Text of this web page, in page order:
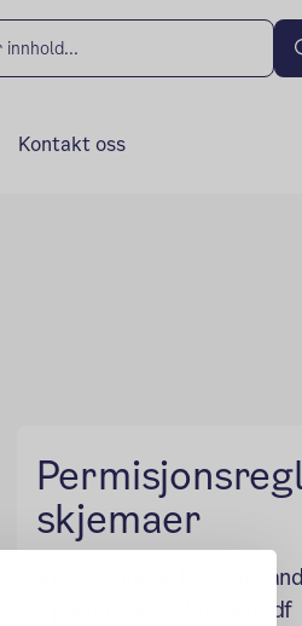
Kontakt oss
skjemaer
oslostandard-for-
permisjonssoknader.pdf